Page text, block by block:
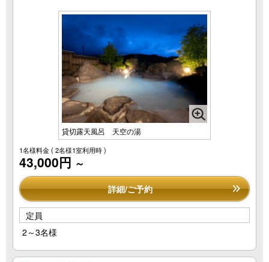
貸切露天風呂 天空の湯
1名様料金( 2名様1室利用時 )
43,000円 ～
詳細/ご予約
定員
2～3名様